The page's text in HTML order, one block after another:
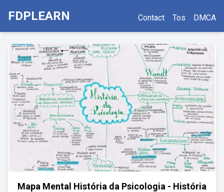
FDPLEARN Contact Tos DMCA
Mapa Mental História da Psicologia - História